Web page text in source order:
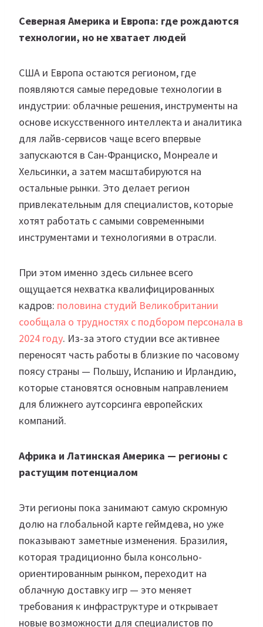
Северная Америка и Европа: где рождаются
технологии, но не хватает людей
США и Европа остаются регионом, где
появляются самые передовые технологии в
индустрии: облачные решения, инструменты на
основе искусственного интеллекта и аналитика
для лайв-сервисов чаще всего впервые
запускаются в Сан-Франциско, Монреале и
Хельсинки, а затем масштабируются на
остальные рынки. Это делает регион
привлекательным для специалистов, которые
хотят работать с самыми современными
инструментами и технологиями в отрасли.
При этом именно здесь сильнее всего
ощущается нехватка квалифицированных
кадров: половина студий Великобритании
сообщала о трудностях с подбором персонала в
2024 году. Из-за этого студии все активнее
переносят часть работы в близкие по часовому
поясу страны — Польшу, Испанию и Ирландию,
которые становятся основным направлением
для ближнего аутсорсинга европейских
компаний.
Африка и Латинская Америка — регионы с
растущим потенциалом
Эти регионы пока занимают самую скромную
долю на глобальной карте геймдева, но уже
показывают заметные изменения. Бразилия,
которая традиционно была консольно-
ориентированным рынком, переходит на
облачную доставку игр — это меняет
требования к инфраструктуре и открывает
новые возможности для специалистов по